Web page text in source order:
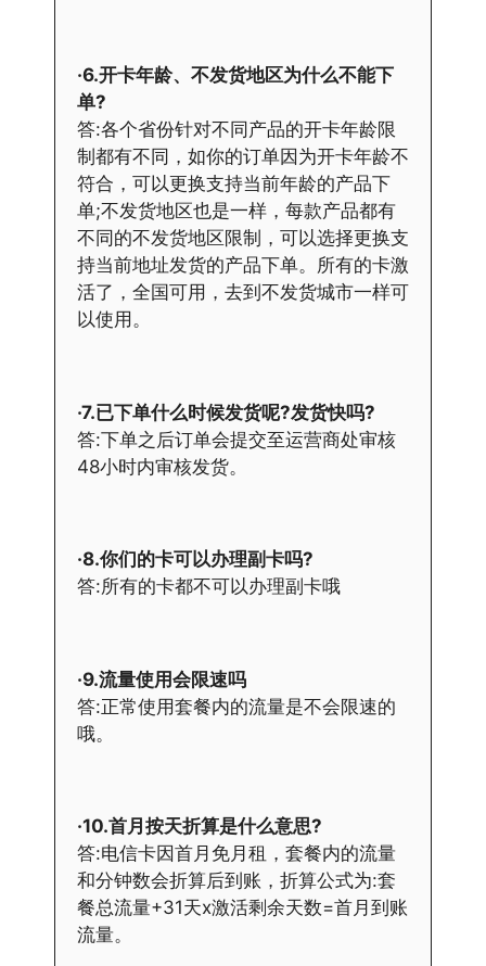
·6.开卡年龄、不发货地区为什么不能下
单?
答:各个省份针对不同产品的开卡年龄限
制都有不同，如你的订单因为开卡年龄不
符合，可以更换支持当前年龄的产品下
单;不发货地区也是一样，每款产品都有
不同的不发货地区限制，可以选择更换支
持当前地址发货的产品下单。所有的卡激
活了，全国可用，去到不发货城市一样可
以使用。
·7.已下单什么时候发货呢?发货快吗?
答:下单之后订单会提交至运营商处审核
48小时内审核发货。
·8.你们的卡可以办理副卡吗?
答:所有的卡都不可以办理副卡哦
·9.流量使用会限速吗
答:正常使用套餐内的流量是不会限速的
哦。
·10.首月按天折算是什么意思?
答:电信卡因首月免月租，套餐内的流量
和分钟数会折算后到账，折算公式为:套
餐总流量+31天x激活剩余天数=首月到账
流量。